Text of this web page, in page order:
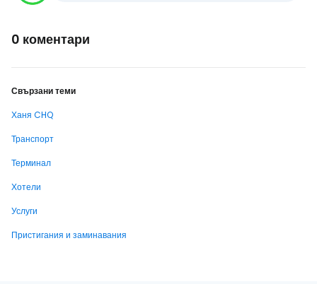
0 коментари
Свързани теми
Ханя CHQ
Транспорт
Терминал
Хотели
Услуги
Пристигания и заминавания